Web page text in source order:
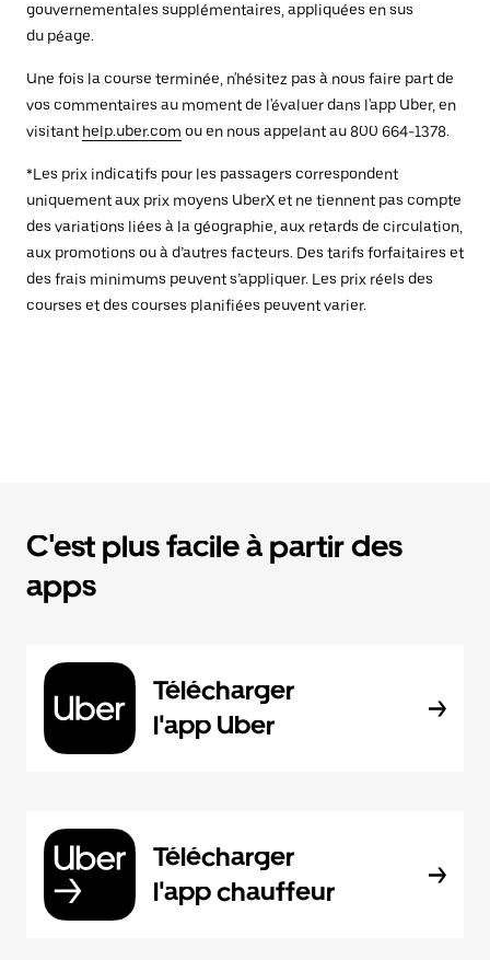
gouvernementales supplémentaires, appliquées en sus
du péage.
Une fois la course terminée, n'hésitez pas à nous faire part de
vos commentaires au moment de l'évaluer dans l'app Uber, en
visitant help.uber.com ou en nous appelant au 800 664-1378.
*Les prix indicatifs pour les passagers correspondent
uniquement aux prix moyens UberX et ne tiennent pas compte
des variations liées à la géographie, aux retards de circulation,
aux promotions ou à d’autres facteurs. Des tarifs forfaitaires et
des frais minimums peuvent s’appliquer. Les prix réels des
courses et des courses planifiées peuvent varier.
C'est plus facile à partir des
apps
Télécharger
l'app Uber
Télécharger
l'app chauffeur